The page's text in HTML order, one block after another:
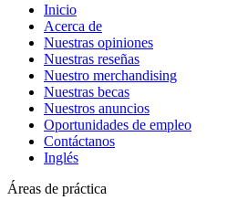
Inicio
Acerca de
Nuestras opiniones
Nuestras reseñas
Nuestro merchandising
Nuestras becas
Nuestros anuncios
Oportunidades de empleo
Contáctanos
Inglés
Áreas de práctica